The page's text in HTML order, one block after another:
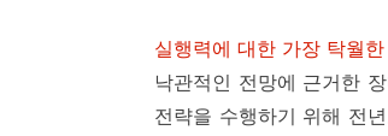
실행력에 대한 가장 탁월한
낙관적인 전망에 근거한
전략을 수행하기 위해 전